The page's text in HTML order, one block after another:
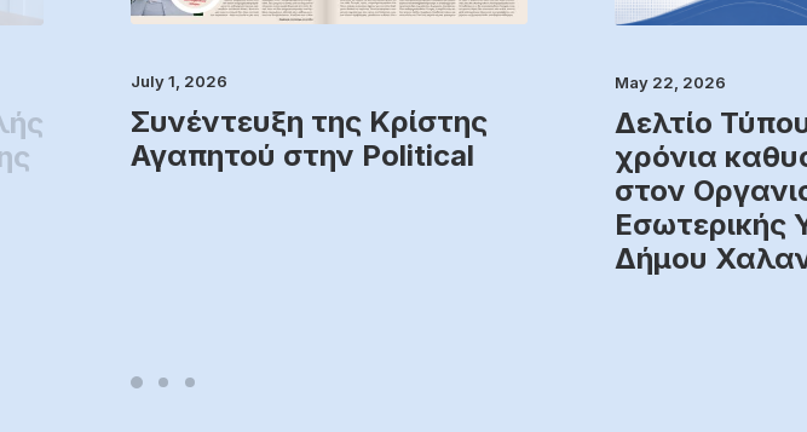
July 1, 2026
Συνέντευξη της Κρίστης
Αγαπητού στην Political
May 22, 2026
Δελτίο
χρόνια
στον
Εσωτερικής
Δήμου